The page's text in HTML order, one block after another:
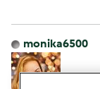
monika6500